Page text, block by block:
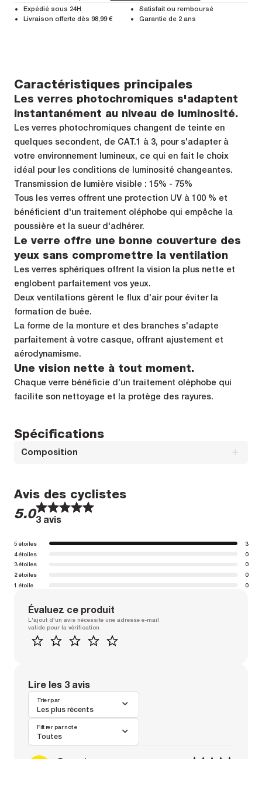
Expédié sous 24H
Satisfait ou remboursé
Livraison offerte dès 98,99 €
Garantie de 2 ans
Caractéristiques principales
Les verres photochromiques s'adaptent
instantanément au niveau de luminosité.
Les verres photochromiques changent de teinte en
quelques secondent, de CAT.1 à 3, pour s'adapter à
votre environnement lumineux, ce qui en fait le choix
idéal pour les conditions de luminosité changeantes.
Transmission de lumière visible : 15% - 75%
Tous les verres offrent une protection UV à 100 % et
bénéficient d'un traitement oléphobe qui empêche la
poussière et la sueur d'adhérer.
Le verre offre une bonne couverture des
yeux sans compromettre la ventilation
Les verres sphériques offrent la vision la plus nette et
englobent parfaitement vos yeux.
Deux ventilations gèrent le flux d'air pour éviter la
formation de buée.
La forme de la monture et des branches s'adapte
parfaitement à votre casque, offrant ajustement et
aérodynamisme.
Une vision nette à tout moment.
Chaque verre bénéficie d'un traitement oléphobe qui
facilite son nettoyage et la protège des rayures.
Spécifications
Composition
POLYCARBONATE
Avis des cyclistes
5.01 2 3 4 5
1 2 3 4
5
3 avis
5 étoiles
3
4 étoiles
0
3 étoiles
0
2 étoiles
0
1 étoile
0
Évaluez ce produit
L'ajout d'un avis nécessite une adresse e-mail
valide pour la vérification
1 2 3 4 5
Lire les 3 avis
Les plus récents
Trier par
Toutes
Filtrer par note
Pascal